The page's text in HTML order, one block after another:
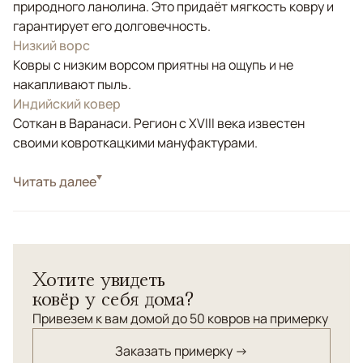
природного ланолина. Это придаёт мягкость ковру и
гарантирует его долговечность.
Низкий ворс
Ковры с низким ворсом приятны на ощупь и не
накапливают пыль.
Индийский ковер
Соткан в Варанаси. Регион с XVIII века известен
своими ковроткацкими мануфактурами.
СтильСовременные
современное звучание, а мягкие переходы оттенков
основного тона обеспечат равновесие, ритм и
ощущение изысканной фактурности.
Читать далее
Хотите увидеть
ковёр у себя дома?
Привезем к вам домой до 50 ковров на примерку
Заказать примерку →